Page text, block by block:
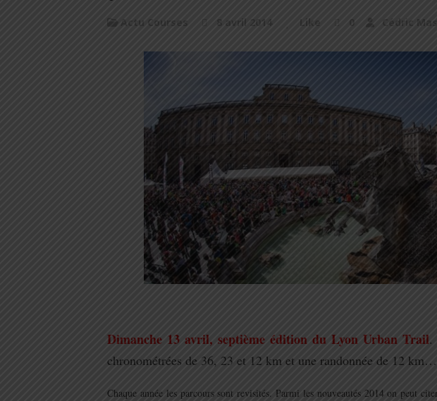
Actu Courses 8 avril 2014 Like 0 Cédric
Dimanche 13 avril, septième édition du Lyon Urban Trail.
chronométrées de 36, 23 et 12 km et une randonnée de 12 km…
Chaque année les parcours sont revisités. Parmi les nouveautés 2014 on peut